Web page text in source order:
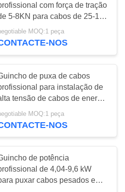
que
amarra
29
com força de tração
5-8KN para cabos de 25-180
mm e potência de 380V
MOQ:1 peça
NOS
de puxa de cabos
para instalação de
tensão de cabos de energia
subterrâneos e aéreos com
de tração de 3-5T
MOQ:1 peça
NOS
de potência
de 4,04-9,6 kW
puxar cabos pesados e